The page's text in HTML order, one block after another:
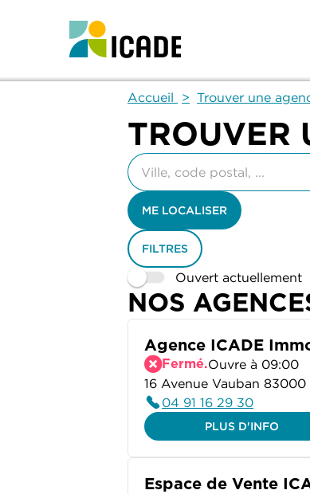
Accueil Trouver une
TROUVER
Veuillez
renseigner
une
adresse
ME LOCALISER
FILTRES
Ouvert actuellement
NOS
Agence ICADE
Fermé.Ouvre à 09:00
16 Avenue Vauban 83000
04 91 16 29 30
PLUS D'INFO
Espace de Vente